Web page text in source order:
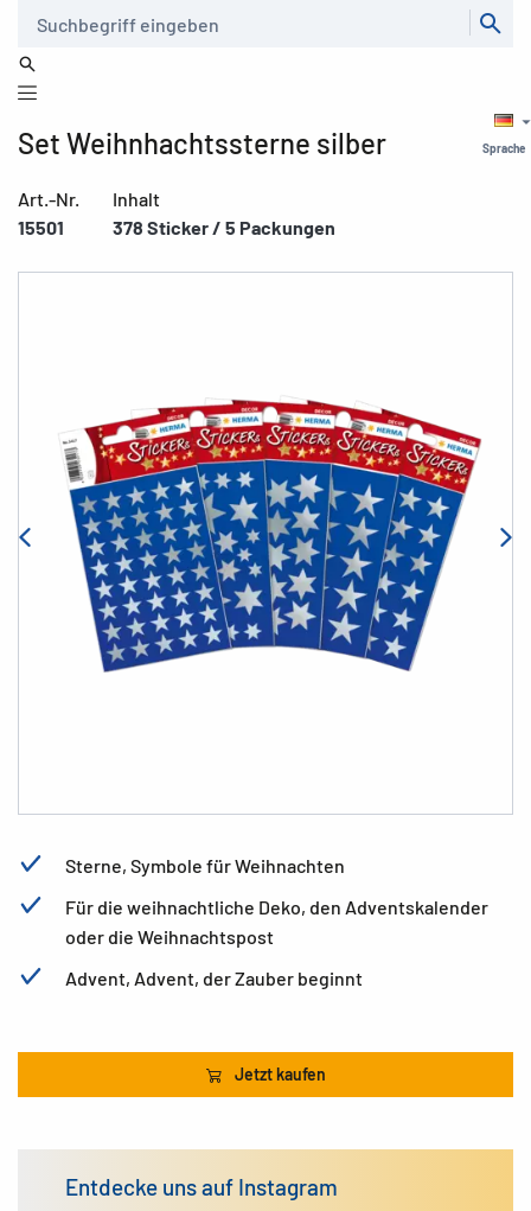
Sprache
Set Weihnhachtssterne silber
Art.-Nr.
15501
Inhalt
378 Sticker / 5 Packungen
Sterne, Symbole für Weihnachten
Für die weihnachtliche Deko, den Adventskalender
oder die Weihnachtspost
Advent, Advent, der Zauber beginnt
Jetzt kaufen
Entdecke uns auf Instagram